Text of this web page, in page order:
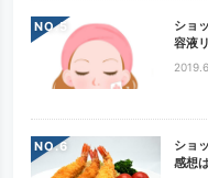
NO.
ショ
容液
NO.
ショ
感想